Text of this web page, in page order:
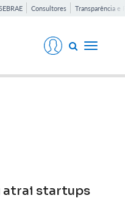
Consultores Transparência e
Toggle
atrai startups